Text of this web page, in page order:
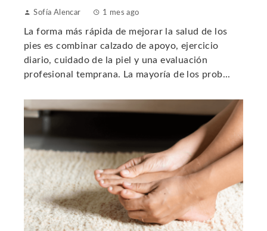
Sofía Alencar 1 mes ago
La forma más rápida de mejorar la salud de los
pies es combinar calzado de apoyo, ejercicio
diario, cuidado de la piel y una evaluación
profesional temprana. La mayoría de los prob...